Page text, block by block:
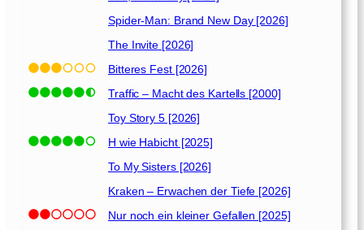
Spider-Man: Brand New Day [2026]
The Invite [2026]
Bitteres Fest [2026]
Traffic – Macht des Kartells [2000]
Toy Story 5 [2026]
H wie Habicht [2025]
To My Sisters [2026]
Kraken – Erwachen der Tiefe [2026]
Nur noch ein kleiner Gefallen [2025]